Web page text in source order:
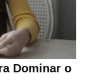
Dominar o